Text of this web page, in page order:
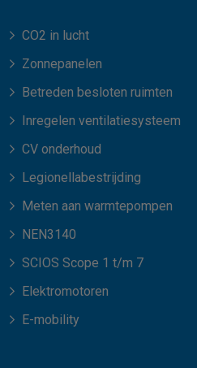
CO2 in lucht
Zonnepanelen
Betreden besloten ruimten
Inregelen ventilatiesysteem
CV onderhoud
Legionellabestrijding
Meten aan warmtepompen
NEN3140
SCIOS Scope 1 t/m 7
Elektromotoren
E-mobility